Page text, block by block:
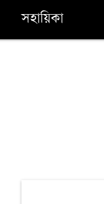
সহায়িকা